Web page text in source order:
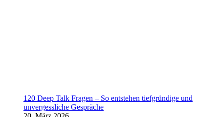
120 Deep Talk Fragen – So entstehen tiefgründige und
unvergessliche Gespräche